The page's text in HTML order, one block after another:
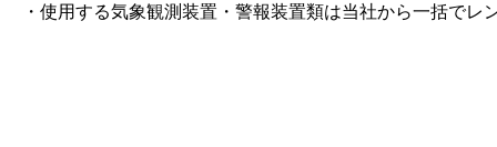
・使用する気象観測装置・警報装置類は当社から一括で